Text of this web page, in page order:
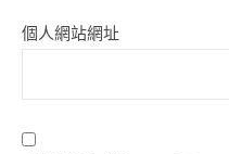
個人網站網址